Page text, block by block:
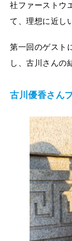
社ファーストウ
て、理想に近し
第一回のゲスト
し、古川さんの
古川優香さん